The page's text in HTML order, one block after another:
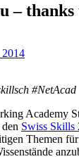
–
2014
#NetAcad
Academy
Swiss Skills
Themen